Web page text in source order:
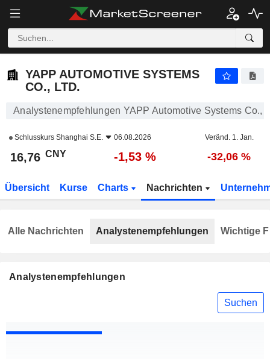
YAPP AUTOMOTIVE SYSTEMS
CO., LTD.
Analystenempfehlungen YAPP Automotive Systems Co.,
Schlusskurs Shanghai S.E. 06.08.2026 Veränd. 1. Jan.
16,76 CNY -1,53 % -32,06 %
Übersicht Kurse Charts Nachrichten
Analystenempfehlungen
Suchen
Alle Nachrichten Analystenempfehlungen Wichtige